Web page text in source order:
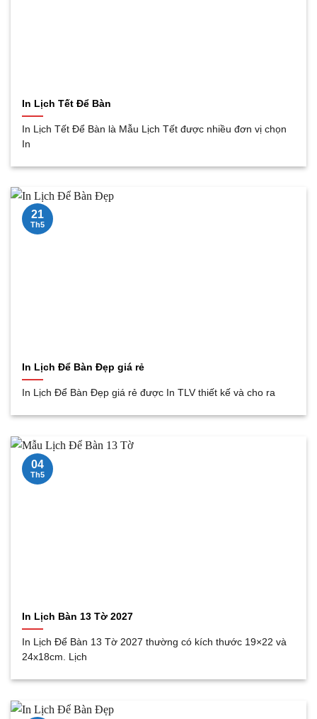
In Lịch Tết Để Bàn
In Lịch Tết Để Bàn là Mẫu Lịch Tết được nhiều đơn vị chọn
In
In Lịch Để Bàn Đẹp giá rẻ
In Lịch Để Bàn Đẹp giá rẻ được In TLV thiết kế và cho ra
21
Th5
In Lịch Bàn 13 Tờ 2027
In Lịch Để Bàn 13 Tờ 2027 thường có kích thước 19×22 và
24x18cm. Lịch
04
Th5